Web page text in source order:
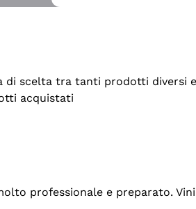
scelta tra tanti prodotti diversi
acquistati
professionale e preparato.